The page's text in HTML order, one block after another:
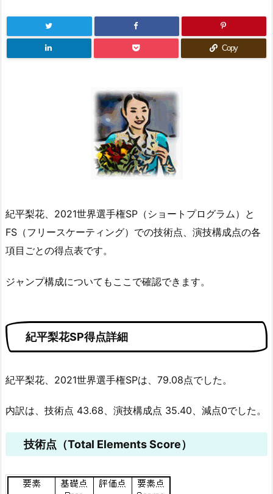
Copy
紀平梨花、2021世界選手権SP（ショートプログラム）と
FS（フリースケーティング）での技術点、演技構成点の各
項目ごとの得点表です。
ジャンプ構成についてもここで確認できます。
紀平梨花SP得点詳細
紀平梨花、2021世界選手権SPは、79.08点でした。
内訳は、技術点 43.68、演技構成点 35.40、減点0でした。
技術点（Total Elements Score）